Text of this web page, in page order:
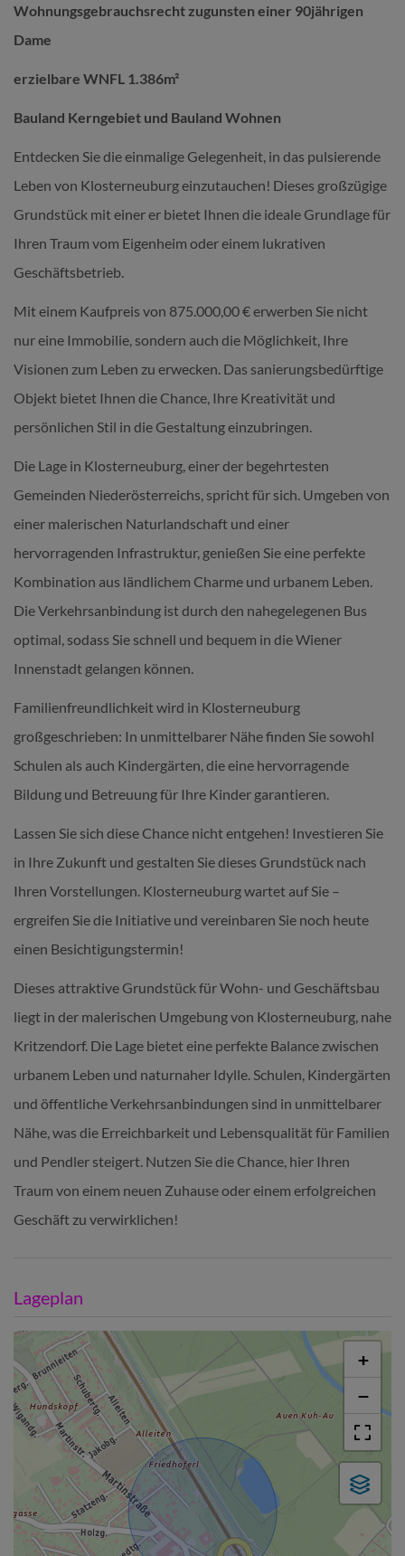
Wohnungsgebrauchsrecht zugunsten einer 90jährigen
Dame
erzielbare WNFL 1.386m²
Bauland Kerngebiet und Bauland Wohnen
Entdecken Sie die einmalige Gelegenheit, in das pulsierende
Leben von Klosterneuburg einzutauchen! Dieses großzügige
Grundstück mit einer er bietet Ihnen die ideale Grundlage für
Ihren Traum vom Eigenheim oder einem lukrativen
Geschäftsbetrieb.
Mit einem Kaufpreis von 875.000,00 € erwerben Sie nicht
nur eine Immobilie, sondern auch die Möglichkeit, Ihre
Visionen zum Leben zu erwecken. Das sanierungsbedürftige
Objekt bietet Ihnen die Chance, Ihre Kreativität und
persönlichen Stil in die Gestaltung einzubringen.
Die Lage in Klosterneuburg, einer der begehrtesten
Gemeinden Niederösterreichs, spricht für sich. Umgeben von
einer malerischen Naturlandschaft und einer
hervorragenden Infrastruktur, genießen Sie eine perfekte
Kombination aus ländlichem Charme und urbanem Leben.
Die Verkehrsanbindung ist durch den nahegelegenen Bus
optimal, sodass Sie schnell und bequem in die Wiener
Innenstadt gelangen können.
Familienfreundlichkeit wird in Klosterneuburg
großgeschrieben: In unmittelbarer Nähe finden Sie sowohl
Schulen als auch Kindergärten, die eine hervorragende
Bildung und Betreuung für Ihre Kinder garantieren.
Lassen Sie sich diese Chance nicht entgehen! Investieren Sie
in Ihre Zukunft und gestalten Sie dieses Grundstück nach
Ihren Vorstellungen. Klosterneuburg wartet auf Sie –
ergreifen Sie die Initiative und vereinbaren Sie noch heute
einen Besichtigungstermin!
Dieses attraktive Grundstück für Wohn- und Geschäftsbau
liegt in der malerischen Umgebung von Klosterneuburg, nahe
Kritzendorf. Die Lage bietet eine perfekte Balance zwischen
urbanem Leben und naturnaher Idylle. Schulen, Kindergärten
und öffentliche Verkehrsanbindungen sind in unmittelbarer
Nähe, was die Erreichbarkeit und Lebensqualität für Familien
und Pendler steigert. Nutzen Sie die Chance, hier Ihren
Traum von einem neuen Zuhause oder einem erfolgreichen
Geschäft zu verwirklichen!
Lageplan
+
−